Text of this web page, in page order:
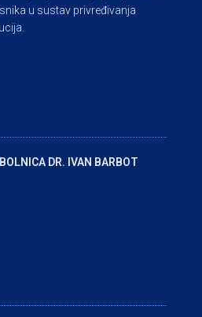
u sustav privređivanja
DR. IVAN BARBOT